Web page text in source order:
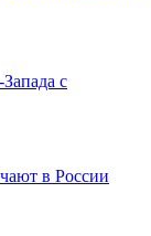
с
в России